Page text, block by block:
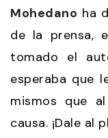
Mohedano ha
de la prensa,
tomado el
esperaba que
mismos que
causa. ¡Dale al